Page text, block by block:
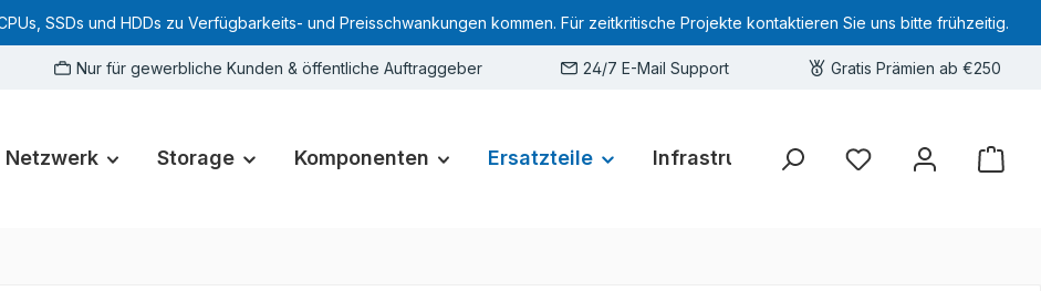
SSDs und HDDs zu Verfügbarkeits- und Preisschwankungen kommen. Für zeitkritische Projekte kontaktieren Sie uns bitte frühzeitig.
Nur für gewerbliche Kunden & öffentliche Auftraggeber 24/7 E-Mail Support Gratis Prämien ab €250
Netzwerk Storage Komponenten Ersatzteile Infrastruktur Hardware-Deals
Sie haben 0 Produkte